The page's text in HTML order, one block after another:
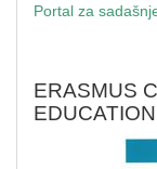
Portal za
ERASMUS